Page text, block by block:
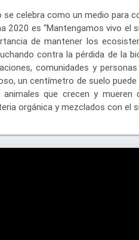
se celebra como un medio
2020 es “Mantengamos vivo el
de mantener los
contra la pérdida de la
comunidades y
un centímetro de suelo
que crecen y
orgánica y mezclados con el